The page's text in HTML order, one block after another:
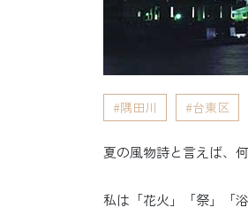
隅田川 台東区
夏の風物詩と言えば、
私は「花火」「祭」「